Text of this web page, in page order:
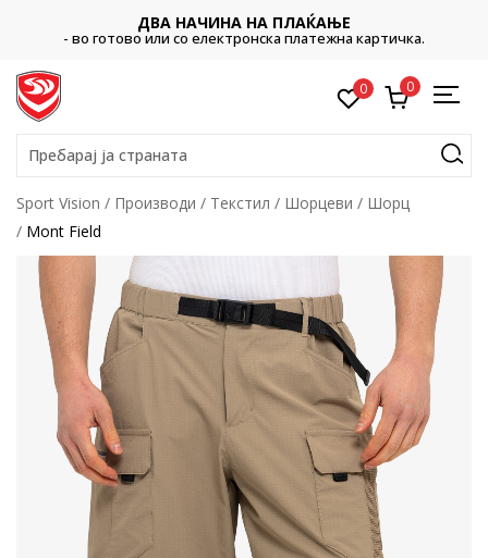
ДВА НАЧИНА НА ПЛАЌАЊЕ
- во готово или со електронска платежна картичка.
0 0
Пребарај ја страната
Sport Vision Производи Текстил Шорцеви
Шорц
Mont Field